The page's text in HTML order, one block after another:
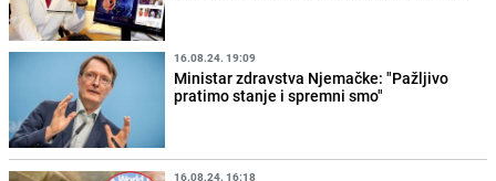
16.08.24. 19:09
Ministar zdravstva Njemačke: "Pažljivo
pratimo stanje i spremni smo"
16.08.24. 16:18